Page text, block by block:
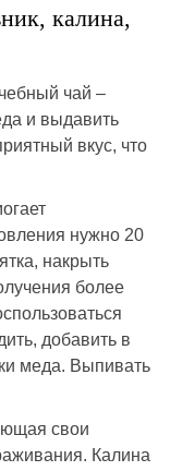
калина,
чай –
и выдавить
вкус, что
нужно 20
накрыть
более
добавить в
меда. Выпивать
свои
Калина